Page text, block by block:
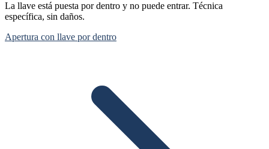
La llave está puesta por dentro y no puede entrar. Técnica
específica, sin daños.
Apertura con llave por dentro